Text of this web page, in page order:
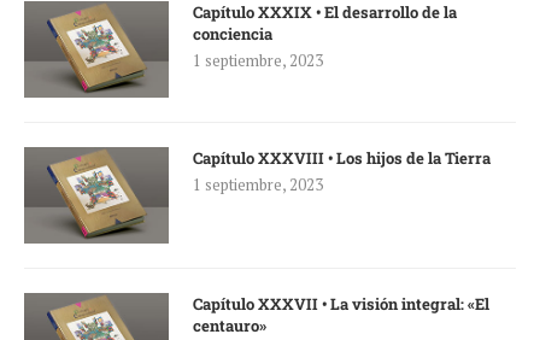
Capítulo XXXIX • El desarrollo de la
conciencia
1 septiembre, 2023
Capítulo XXXVIII • Los hijos de la Tierra
1 septiembre, 2023
Capítulo XXXVII • La visión integral: «El
centauro»